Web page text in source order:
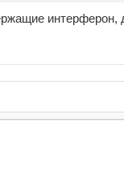
интерферон,